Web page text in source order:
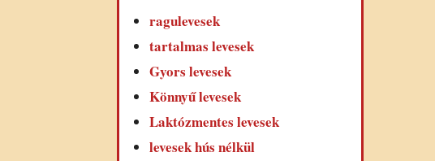
ragulevesek
tartalmas levesek
Gyors levesek
Könnyű levesek
Laktózmentes levesek
levesek hús nélkül